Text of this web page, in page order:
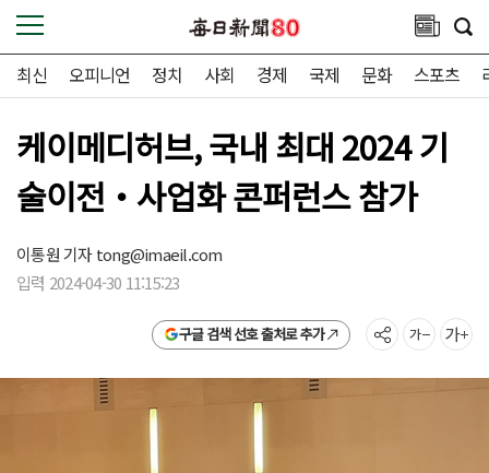
최신 오피니언 정치 사회 경제 국제 문화 스포츠
케이메디허브, 국내 최대 2024 기
술이전‧사업화 콘퍼런스 참가
이통원 기자tong@imaeil.com
입력 2024-04-30 11:15:23
구글 검색 선호 출처로 추가